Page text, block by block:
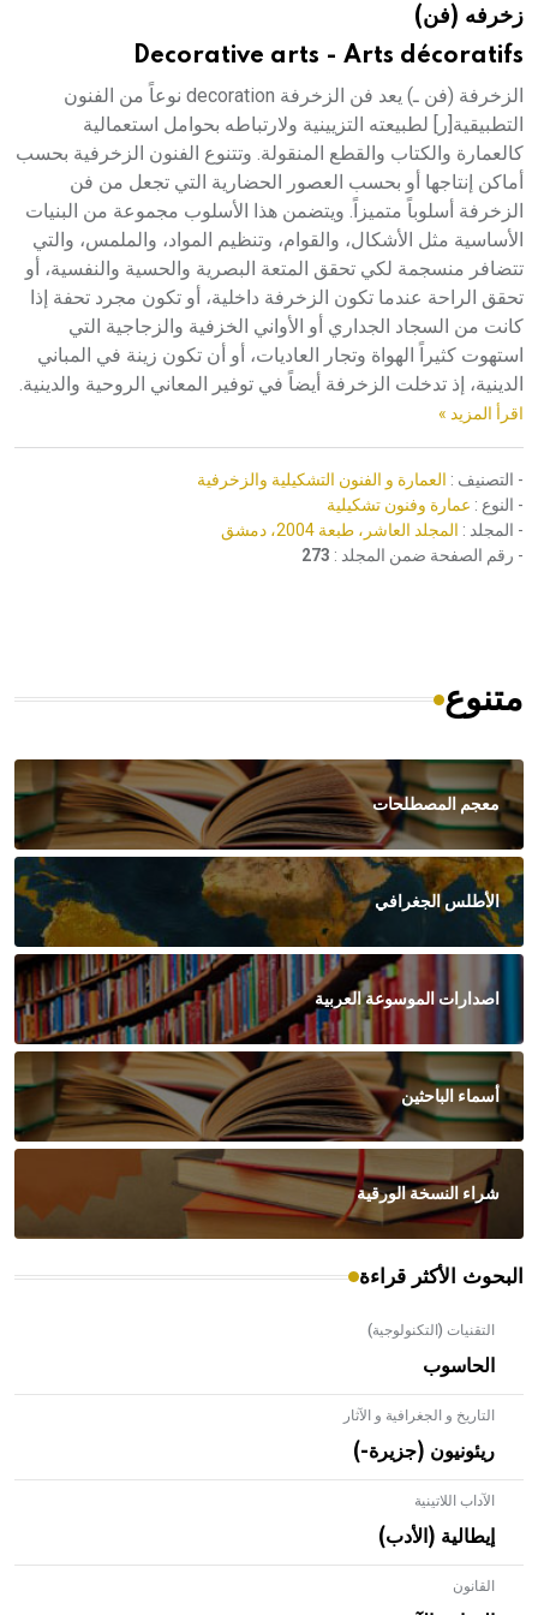
هيئة الموسوعة العربية تطلق موسوعات جديدة في عام 2026زخرفه (فن)
Decorative arts - Arts décoratifs
الزخرفة (فن ـ) يعد فن الزخرفة decoration نوعاً من الفنون
التطبيقية[ر] لطبيعته التزيينية ولارتباطه بحوامل استعمالية
كالعمارة والكتاب والقطع المنقولة. وتتنوع الفنون الزخرفية بحسب
أماكن إنتاجها أو بحسب العصور الحضارية التي تجعل من فن
الزخرفة أسلوباً متميزاً. ويتضمن هذا الأسلوب مجموعة من البنيات
الأساسية مثل الأشكال، والقوام، وتنظيم المواد، والملمس، والتي
تتضافر منسجمة لكي تحقق المتعة البصرية والحسية والنفسية، أو
تحقق الراحة عندما تكون الزخرفة داخلية، أو تكون مجرد تحفة إذا
كانت من السجاد الجداري أو الأواني الخزفية والزجاجية التي
استهوت كثيراً الهواة وتجار العاديات، أو أن تكون زينة في المباني
الدينية، إذ تدخلت الزخرفة أيضاً في توفير المعاني الروحية والدينية.
اقرأ المزيد »
- التصنيف : العمارة و الفنون التشكيلية والزخرفية
- النوع : عمارة وفنون تشكيلية
- المجلد : المجلد العاشر، طبعة 2004، دمشق
- رقم الصفحة ضمن المجلد : 273
متنوع
معجم المصطلحات
الأطلس الجغرافي
اصدارات الموسوعة العربية
أسماء الباحثين
شراء النسخة الورقية
البحوث الأكثر قراءة
التقنيات (التكنولوجية)
الحاسوب
التاريخ و الجغرافية و الآثار
ريئونيون (جزيرة-)
الآداب اللاتينية
إيطالية (الأدب)
القانون- هل تعلم أن الأبلق نوع من الفنون الهندسية التي ارتبطت